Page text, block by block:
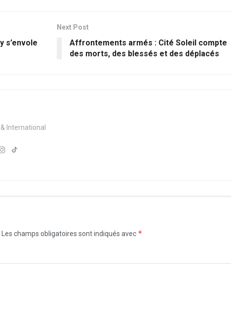
s’envole
Next Post
Affrontements armés : Cité Soleil compte
des morts, des blessés et des déplacés
International
Les champs obligatoires sont indiqués avec *